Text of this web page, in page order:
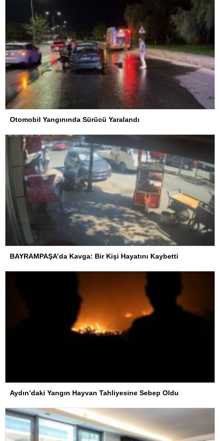
Otomobil Yangınında Sürücü Yaralandı
BAYRAMPAŞA’da Kavga: Bir Kişi Hayatını Kaybetti
Aydın’daki Yangın Hayvan Tahliyesine Sebep Oldu